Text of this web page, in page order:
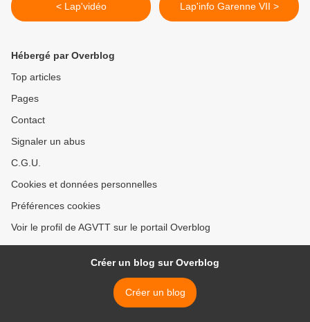
< Lap'vidéo Lap'info Garenne VII >
Hébergé par Overblog
Top articles
Pages
Contact
Signaler un abus
C.G.U.
Cookies et données personnelles
Préférences cookies
Voir le profil de AGVTT sur le portail Overblog
Créer un blog sur Overblog
Créer un blog